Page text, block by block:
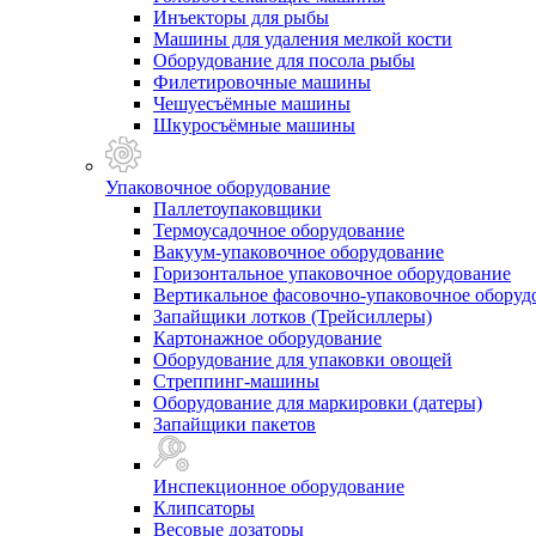
Инъекторы для рыбы
Машины для удаления мелкой кости
Оборудование для посола рыбы
Филетировочные машины
Чешуесъёмные машины
Шкуросъёмные машины
Упаковочное оборудование
Паллетоупаковщики
Термоусадочное оборудование
Вакуум-упаковочное оборудование
Горизонтальное упаковочное оборудование
Вертикальное фасовочно-упаковочное
Запайщики лотков (Трейсиллеры)
Картонажное оборудование
Оборудование для упаковки овощей
Стреппинг-машины
Оборудование для маркировки (датеры)
Запайщики пакетов
Инспекционное оборудование
Клипсаторы
Весовые дозаторы